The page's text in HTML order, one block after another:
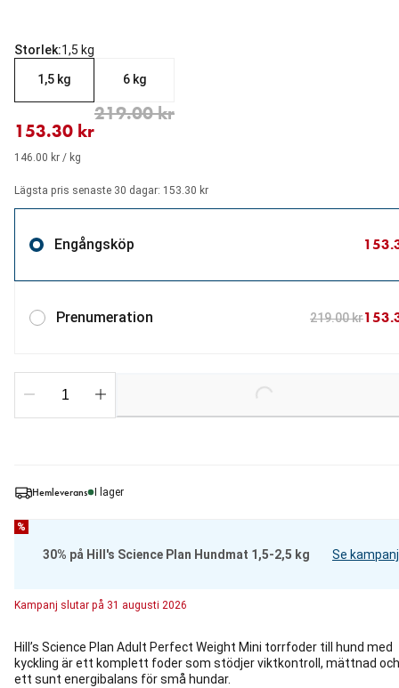
Hemleverans I lager
%
30% på Hill's Science Plan Hundmat 1,5-2,5 kg Se kampanj
Kampanj slutar på 31 augusti 2026
Hill’s Science Plan Adult Perfect Weight Mini torrfoder till hund med
kyckling är ett komplett foder som stödjer viktkontroll, mättnad och
ett sunt energibalans för små hundar.
Storlek:1,5 kg
1,5 kg 6 kg
153.30 kr
aktuellt pris 153.30 kr
219.00 kr
ursprungligt pris 219.00 kr
146.00 kr / kg
Lägsta pris senaste 30 dagar: 153.30 kr
Engångsköp
Prenumeration 219.00 kr
Loading...